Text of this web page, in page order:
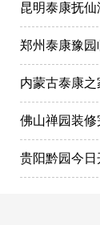
昆明泰康抚